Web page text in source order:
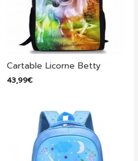
Cartable Licorne Betty
43,99€